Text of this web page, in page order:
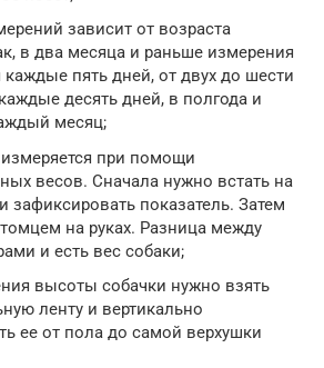
зависит от возраста
в два месяца и раньше измерения
каждые пять дней, от двух до шести
десять дней, в полгода и
месяц;
измеряется при помощи
весов. Сначала нужно встать на
зафиксировать показатель. Затем
на руках. Разница между
и есть вес собаки;
высоты собачки нужно взять
ленту и вертикально
ее от пола до самой верхушки